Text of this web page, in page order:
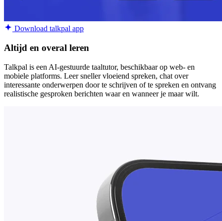
Download talkpal app
Altijd en overal leren
Talkpal is een AI-gestuurde taaltutor, beschikbaar op web- en
mobiele platforms. Leer sneller vloeiend spreken, chat over
interessante onderwerpen door te schrijven of te spreken en ontvang
realistische gesproken berichten waar en wanneer je maar wilt.